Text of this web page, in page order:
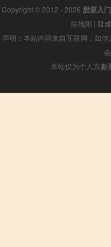
Copyright © 2012 - 2026 股票入
站地图 | 疑
声明：本站内容来自互联网，如
本站仅为个人兴趣